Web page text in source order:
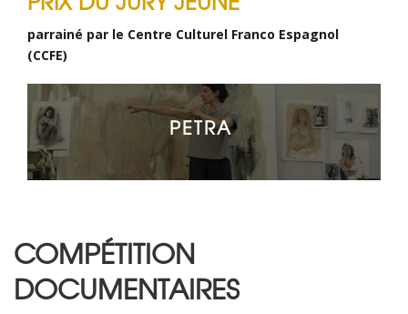
parrainé par le Centre Culturel Franco Espagnol
(CCFE)
PETRA
COMPÉTITION
DOCUMENTAIRES